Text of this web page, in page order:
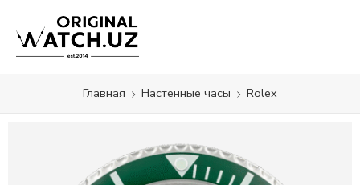
Главная Настенные часы Rolex